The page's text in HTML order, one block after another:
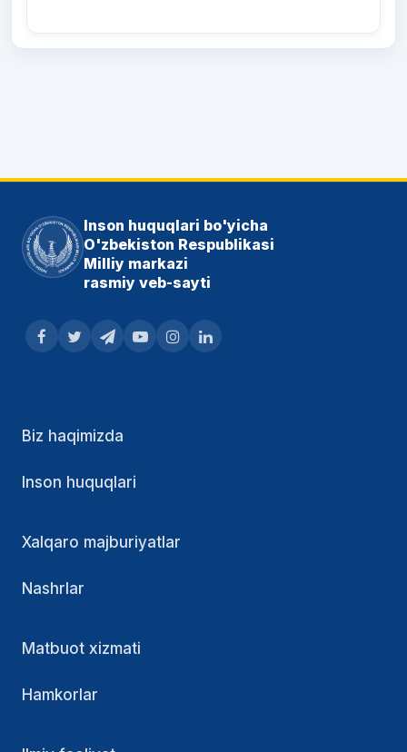
Inson huquqlari bo'yicha
O'zbekiston Respublikasi
Milliy markazi
rasmiy veb-sayti
Biz haqimizda
Inson huquqlari
Xalqaro majburiyatlar
Nashrlar
Matbuot xizmati
Hamkorlar